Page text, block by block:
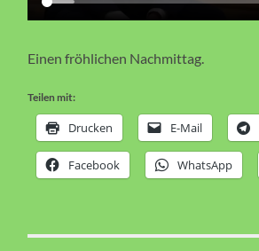
Einen fröhlichen Nachmittag.
Teilen mit:
Drucken E-Mail
Facebook WhatsApp